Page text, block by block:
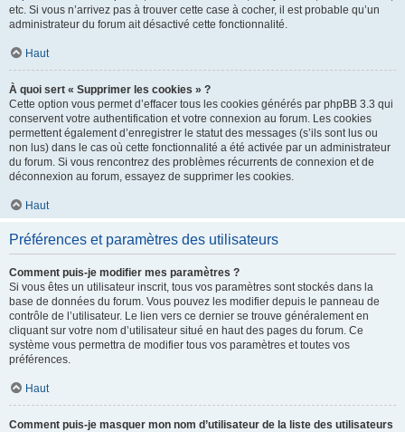
etc. Si vous n’arrivez pas à trouver cette case à cocher, il est probable qu’un
administrateur du forum ait désactivé cette fonctionnalité.
Haut
À quoi sert « Supprimer les cookies » ?
Cette option vous permet d’effacer tous les cookies générés par phpBB 3.3 qui
conservent votre authentification et votre connexion au forum. Les cookies
permettent également d’enregistrer le statut des messages (s’ils sont lus ou
non lus) dans le cas où cette fonctionnalité a été activée par un administrateur
du forum. Si vous rencontrez des problèmes récurrents de connexion et de
déconnexion au forum, essayez de supprimer les cookies.
Haut
Préférences et paramètres des utilisateurs
Comment puis-je modifier mes paramètres ?
Si vous êtes un utilisateur inscrit, tous vos paramètres sont stockés dans la
base de données du forum. Vous pouvez les modifier depuis le panneau de
contrôle de l’utilisateur. Le lien vers ce dernier se trouve généralement en
cliquant sur votre nom d’utilisateur situé en haut des pages du forum. Ce
système vous permettra de modifier tous vos paramètres et toutes vos
préférences.
Haut
Comment puis-je masquer mon nom d’utilisateur de la liste des utilisateurs